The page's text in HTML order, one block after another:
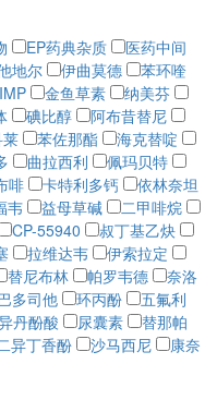
EP药典杂质
医药中间
地尔 伊曲莫德
苯环喹
金鱼草素
纳美芬
碘比醇
阿布昔替尼
苯佐那酯
海克替啶
曲拉西利
佩玛贝特
啡 卡特利多钙
依林奈坦
韦 益母草碱
二甲啡烷
CP-55940
叔丁基乙炔
拉维达韦
伊索拉定
替尼布林 帕罗韦德
奈洛
多司他 环丙酚
五氟利
丹酚酸 尿囊素
替那帕
异丁香酚 沙马西尼
康奈